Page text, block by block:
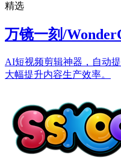
精选
万镜一刻/
AI短视频剪辑神器，自动
大幅提升内容生产效率。